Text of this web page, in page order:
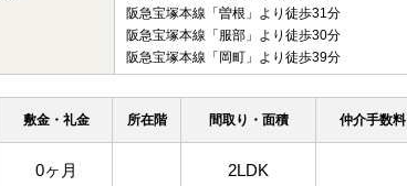
阪急宝塚本線「曽根」より徒歩31分
阪急宝塚本線「服部」より徒歩30分
阪急宝塚本線「岡町」より徒歩39分
敷金・礼金 所在階 間取り・面積 仲介手数料
0ヶ月
2LDK